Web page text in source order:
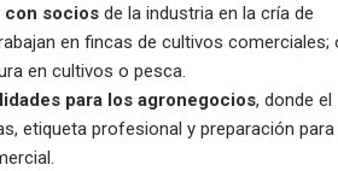
con socios de la industria en la cría de
en fincas de cultivos comerciales;
en cultivos o pesca.
para los agronegocios, donde el
etiqueta profesional y preparación para